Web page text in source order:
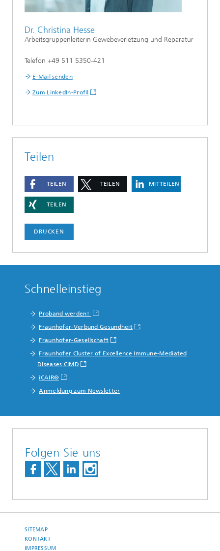
Dr. Christina Hesse
Arbeitsgruppenleiterin Gewebeverletzung und Reparatur
Telefon +49 511 5350-421
E-Mail senden
Zum LinkedIn-Profil
Teilen
TEILEN TEILEN MITTEILEN
TEILEN
DRUCKEN
Schnelleinstieg
Proband werden!
Fraunhofer-Verbund Gesundheit
Fraunhofer-Gesellschaft
Fraunhofer Cluster of Excellence Immune-Mediated
Diseases CIMD
iCAIR®
Anmeldung zum Newsletter
Folgen Sie uns
SITEMAP
KONTAKT
IMPRESSUM